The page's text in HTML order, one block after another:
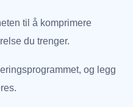
til å komprimere
du trenger.
og legg